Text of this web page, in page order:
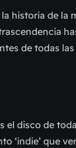
historia de la
de todas
el disco de
‘indie’ que